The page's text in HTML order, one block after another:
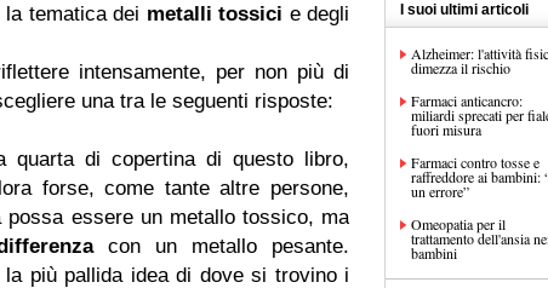
tematica dei metalli tossici e degli
intensamente, per non più di
una tra le seguenti risposte:
quarta di copertina di questo libro,
forse, come tante altre persone,
possa essere un metallo tossico, ma
con un metallo pesante.
più pallida idea di dove si trovino i
I suoi ultimi articoli
Alzheimer: l'attività
dimezza il rischio
Farmaci anticancro:
miliardi sprecati per
fuori misura
Farmaci contro tosse e
raffreddore ai bambini:
un errore”
Omeopatia per il
trattamento dell'ansia
bambini